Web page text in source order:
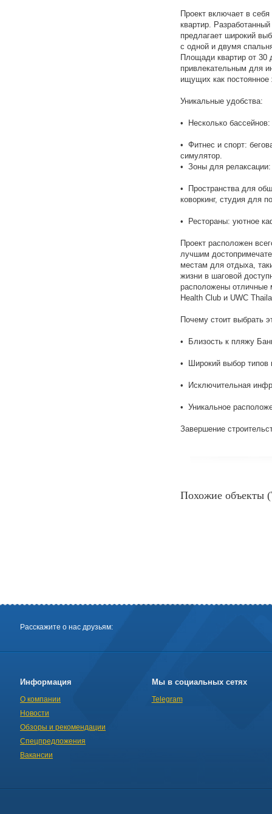
Проект включает в
квартир.
предлагает широкий
с одной и двумя
Площади квартир от 30
привлекательным для
ищущих как
Уникальные удобства:
•⁠ ⁠Несколько
•⁠ ⁠Фитнес и спорт:
симулятор.
•⁠ ⁠Зоны для
•⁠ ⁠Пространства для
коворкинг, студия для
•⁠ ⁠Рестораны: уютное
Проект расположен
лучшим
местам для отдыха,
жизни в шаговой
расположены отличные
Health Club и UWC
Почему стоит выбрать
•⁠ ⁠Близость к пляжу
•⁠ ⁠Широкий выбор типов
•⁠ ⁠Исключительная
•⁠ ⁠Уникальное
Завершение
Похожие объекты
Расскажите о нас друзьям:
Информация
О компании
Новости
Обзоры и рекомендации
Спецпредложения
Вакансии
Мы в социальных сетях
Telegram